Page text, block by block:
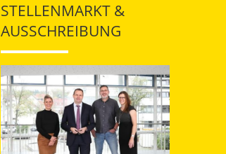
STELLENMARKT &
AUSSCHREIBUNG